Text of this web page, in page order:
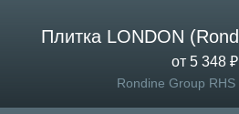
Плитка LONDON
от 5 348 ₽
Rondine Group